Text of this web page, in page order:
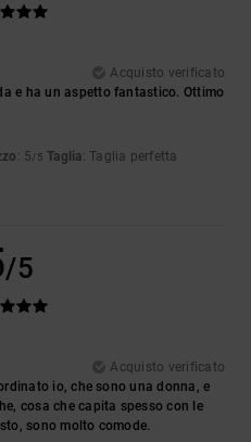
Acquisto verificato
e ha un aspetto fantastico. Ottimo
: 5/5 Taglia: Taglia perfetta
/5
Acquisto verificato
io, che sono una donna, e
cosa che capita spesso con le
sono molto comode.